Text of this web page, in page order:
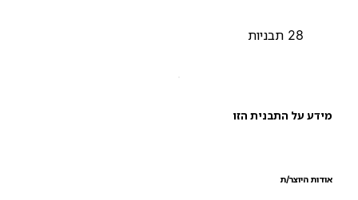
על התבנית הזו
היוצר/ת